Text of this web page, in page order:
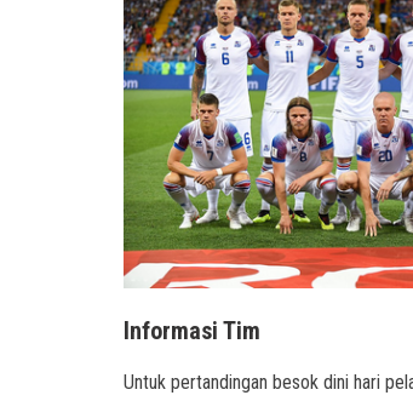
Informasi Tim
Untuk pertandingan besok dini hari